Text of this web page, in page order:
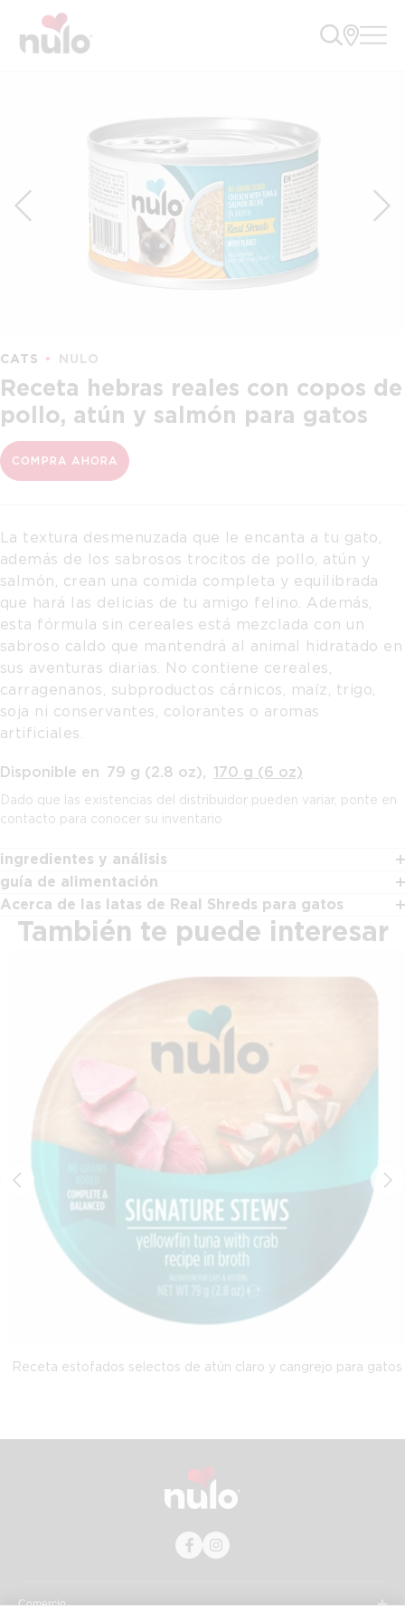
CATS NULO
Receta hebras reales con copos de
pollo, atún y salmón para gatos
COMPRA AHORA
La textura desmenuzada que le encanta a tu gato,
además de los sabrosos trocitos de pollo, atún y
salmón, crean una comida completa y equilibrada
que hará las delicias de tu amigo felino. Además,
esta fórmula sin cereales está mezclada con un
sabroso caldo que mantendrá al animal hidratado en
sus aventuras diarias. No contiene cereales,
carragenanos, subproductos cárnicos, maíz, trigo,
soja ni conservantes, colorantes o aromas
artificiales.
Disponible en 79 g (2.8 oz), 170 g (6 oz)
Dado que las existencias del distribuidor pueden variar, ponte en
contacto para conocer su inventario
ingredientes y análisis
guía de alimentación
Acerca de las latas de Real Shreds para gatos
También te puede interesar
Receta estofados selectos de atún claro y cangrejo para gatos
Comercio